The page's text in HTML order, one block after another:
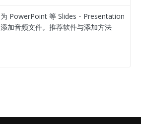
为 PowerPoint 等 Slides・Presentation
添加音频文件。推荐软件与添加方法